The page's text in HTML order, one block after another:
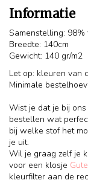
Informatie
Samenstelling:
Breedte: 140cm
Gewicht: 140 gr/m2
Let op: kleuren van
Minimale
Wist je dat je bij ons
bestellen wat
bij welke stof het
je uit.
Wil je graag zelf je
voor een klosje
kleurfilter aan de